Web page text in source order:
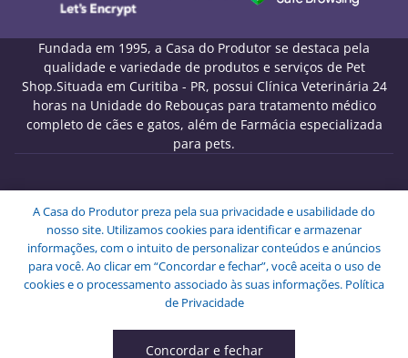
Fundada em 1995, a Casa do Produtor se destaca pela
qualidade e variedade de produtos e serviços de Pet
Shop.Situada em Curitiba - PR, possui Clínica Veterinária 24
horas na Unidade do Rebouças para tratamento médico
completo de cães e gatos, além de Farmácia especializada
para pets.
09.439.591/0001-72
Endereço: Rua Engenheiros Rebouças, 1826 - Rebouças -
Curitiba - PR - CEP: 80230-040.
Copyright © Melo Pet Shop Comércio de Rações LTDA -
Todos os Direitos Reservados.
Concordar e fechar
A Casa do Produtor preza pela sua privacidade e usabilidade do
nosso site. Utilizamos cookies para identificar e armazenar
informações, com o intuito de personalizar conteúdos e anúncios
para você. Ao clicar em “Concordar e fechar”, você aceita o uso de
cookies e o processamento associado às suas informações. Política
de Privacidade